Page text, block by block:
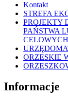
Kontakt
STREFA
PROJEKTY
PAŃSTWA
CELOWYCH
ORZESKIE
Informacje